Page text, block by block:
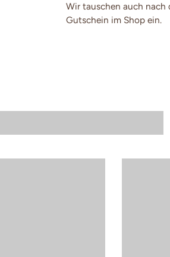
Wir tauschen auch nach
Gutschein im Shop ein.